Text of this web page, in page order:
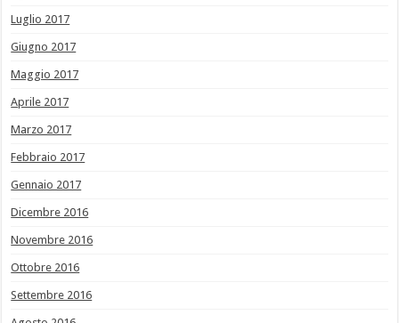
Luglio 2017
Giugno 2017
Maggio 2017
Aprile 2017
Marzo 2017
Febbraio 2017
Gennaio 2017
Dicembre 2016
Novembre 2016
Ottobre 2016
Settembre 2016